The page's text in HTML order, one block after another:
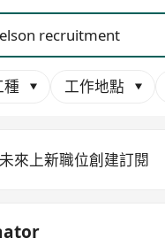
種 工作地點
來上新職位創建訂閱